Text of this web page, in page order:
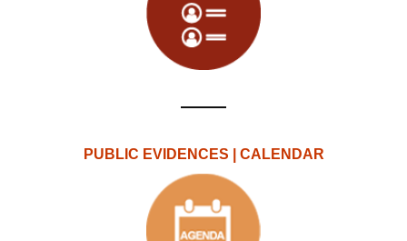
PUBLIC EVIDENCES | CALENDAR